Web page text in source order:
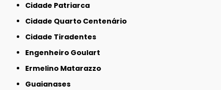
Cidade Patriarca
Cidade Quarto Centenário
Cidade Tiradentes
Engenheiro Goulart
Ermelino Matarazzo
Guaianases